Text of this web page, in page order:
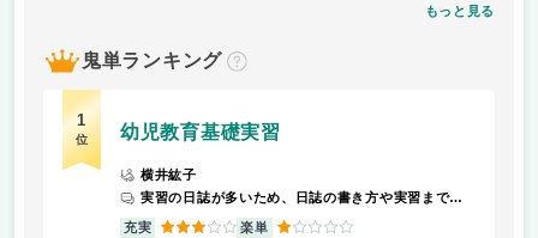
もっと見る
鬼単ランキング
？
1
位 幼児教育基礎実習
横井紘子
実習の日誌が多いため、日誌の書き方や実習までの流れを学び、サポートを受けられる。
充実 3 楽単 1